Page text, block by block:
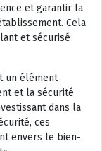
et garantir la
Cela
et sécurisé
un élément
et la sécurité
dans la
ces
envers le bien-